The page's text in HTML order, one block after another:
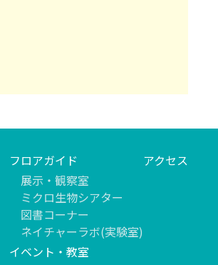
フロアガイド
展示・観察室
ミクロ生物シアター
図書コーナー
ネイチャーラボ(実験室)
イベント・教室
アクセス